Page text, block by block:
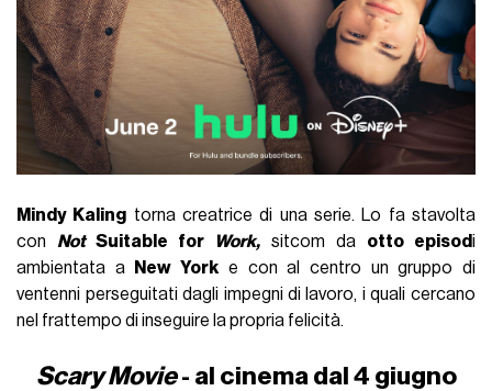
Mindy Kaling torna creatrice di una serie. Lo fa stavolta
conNotSuitable for Work, sitcom da otto episodi
ambientata a
New Yorke con al centro un gruppo di
ventenni perseguitati dagli impegni di lavoro, i quali cercano
nel frattempo di inseguire la propria felicità.
Scary Movie- al cinema dal 4 giugno